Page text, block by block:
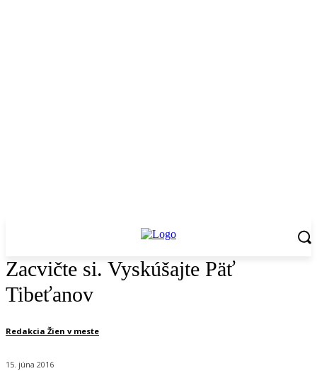
Zacvičte si. Vyskúšajte Päť
Tibeťanov
Redakcia Žien v meste
15. júna 2016